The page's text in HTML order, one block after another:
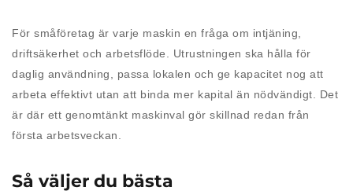
För småföretag är varje maskin en fråga om intjäning,
driftsäkerhet och arbetsflöde. Utrustningen ska hålla för
daglig användning, passa lokalen och ge kapacitet nog att
arbeta effektivt utan att binda mer kapital än nödvändigt. Det
är där ett genomtänkt maskinval gör skillnad redan från
första arbetsveckan.
Så väljer du bästa